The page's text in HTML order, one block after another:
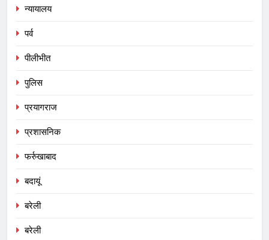
न्यायालय
पर्व
पीलीभीत
पुलिस
प्रयागराज
प्रशासनिक
फर्रुखाबाद
बदायूं
बरेली
बरेली